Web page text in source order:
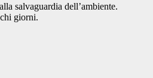
salvaguardia dell’ambiente.
giorni.